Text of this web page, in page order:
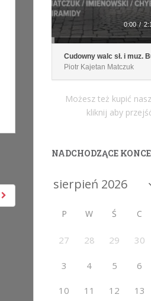
0:00 /
Cudowny walc sł. i muz.
Piotr Kajetan Matczuk
Możesz też kupić
kliknij aby
NADCHODZĄCE
P W Ś C
27 28 29 30
3 4 5 6
10 11 12 13